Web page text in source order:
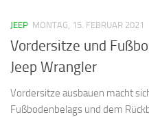
JEEP MONTAG, 15. FEBRUAR 2021
Vordersitze und
Jeep Wrangler
Vordersitze ausbauen macht
Fußbodenbelags und dem